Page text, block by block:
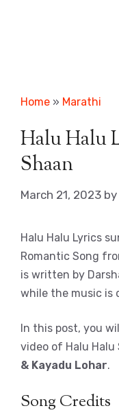
Home » Marathi
Halu Halu
Shaan
March 21, 2023 by
Halu Halu Lyrics
Romantic Song
is written by
while the music is
In this post, you
video of Halu Halu
& Kayadu Lohar.
Song Credits